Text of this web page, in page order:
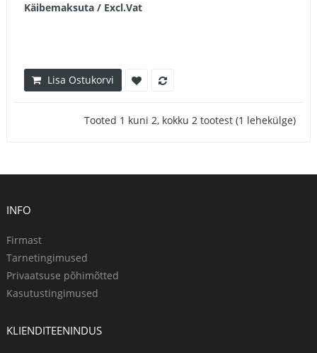
Käibemaksuta / Excl.Vat
Lisa Ostukorvi
Tooted 1 kuni 2, kokku 2 tootest (1 lehekülge)
INFO
Firmast
Tarnetingimused
Privaatsuse põhimõtted
Kasutustingimused
KLIENDITEENINDUS